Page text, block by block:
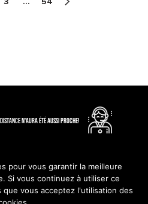
N'AURA ÉTÉ AUSSI PROCHE!
Le guide complet du
pour vous garantir la meilleure
Si vous continuez à utiliser ce
vous acceptez l'utilisation des